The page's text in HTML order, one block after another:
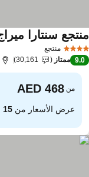
منتجع
سنتارا
9.0 ممتاز 30,161 3.3 كم
من
عرض الأسعار من15 موقعًا